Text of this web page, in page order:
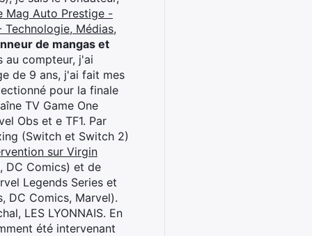
Mag Auto Prestige -
Médias,
de mangas et
au compteur, j'ai
de 9 ans, j'ai fait mes
pour la finale
TV Game One
Obs et e TF1. Par
(Switch et Switch 2)
sur Virgin
DC Comics) et de
Legends Series et
DC Comics, Marvel).
LES LYONNAIS. En
été intervenant